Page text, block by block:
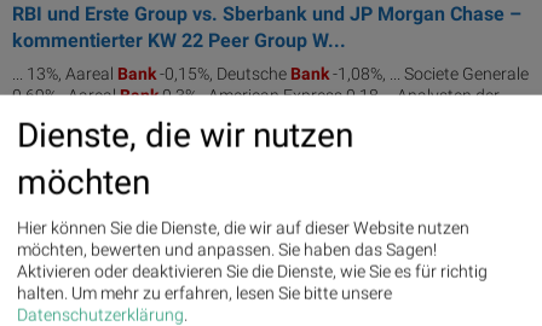
RBI und Erste Group vs. Sberbank und JP Morgan Chase –
kommentierter KW 22 Peer Group W...
... 13%, Aareal Bank-0,15%, Deutsche Bank-1,08%, ... Societe Generale
0,69% , AarealBank0,3% , American Express 0,18 ... Analysten der
Baader
stufen die ...
29.05.2026
PIR-News: Zahlen von Uniqa, CPI Europe, News zu Strabag,
BKS, Research zu Erste Group, ...
... Energien. Die Analysten derBaaderBankstufen die Erste Group- ...
6,01%) Die Analysten derBaaderBankbestätigen nach Bekanntgabe
von Quartalszahlen ...
Dienste, die wir nutzen
möchten
Hier können Sie die Dienste, die wir auf dieser Website nutzen
möchten, bewerten und anpassen. Sie haben das Sagen!
Aktivieren oder deaktivieren Sie die Dienste, wie Sie es für richtig
halten. Um mehr zu erfahren, lesen Sie bitte unsere
Datenschutzerklärung.